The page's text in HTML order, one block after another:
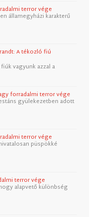
terror vége
államegyházi karakterű
A tékozló fiú
vagyunk azzal a
forradalmi terror vége
gyülekezetben adott
terror vége
püspökké
terror vége
alapvető különbség